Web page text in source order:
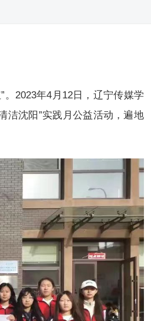
。2023年4月12日，辽宁传媒学
洁沈阳”实践月公益活动，遍地